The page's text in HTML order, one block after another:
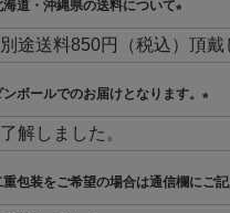
海道・沖縄県の送料について
(
必
須
)
ンボールでのお届けとなります。
必
須
)
重包装をご希望の場合は通信欄にご記